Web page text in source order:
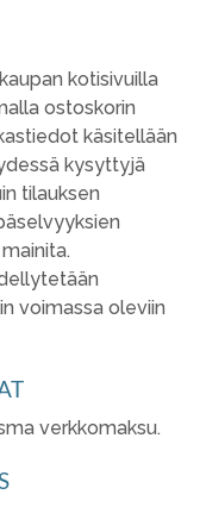
kotisivuilla
ostoskorin
käsitellään
kysyttyjä
tilauksen
voimassa oleviin
verkkomaksu.